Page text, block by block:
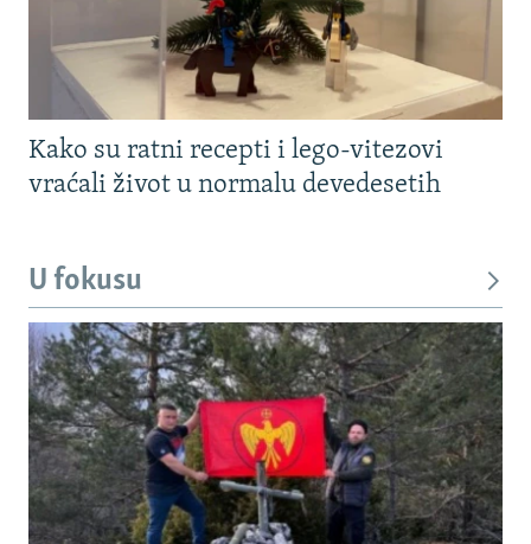
Kako su ratni recepti i lego-vitezovi
vraćali život u normalu devedesetih
U fokusu